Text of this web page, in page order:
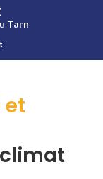
Tarn
et